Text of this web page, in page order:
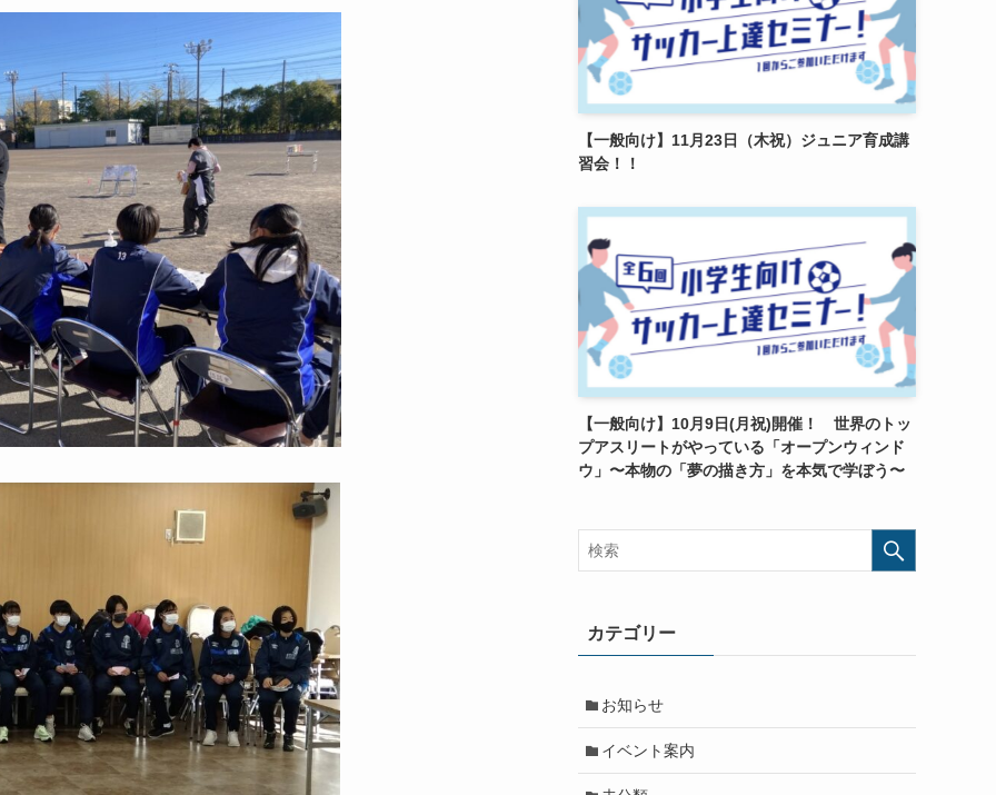
【一般向け】11月23日（木祝）ジュニア育成講
習会！！
【一般向け】10月9日(月祝)開催！ 世界のトッ
プアスリートがやっている「オープンウィンド
ウ」〜本物の「夢の描き方」を本気で学ぼう〜
カテゴリー
お知らせ
イベント案内